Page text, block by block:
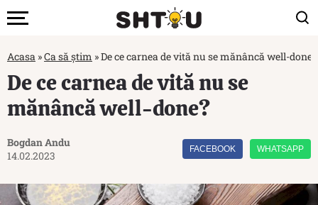
Acasa »Ca să știm »De ce carnea de vită nu se mănâncă well-done?
De ce carnea de vită nu se
mănâncă well-done?
Bogdan Andu
14.02.2023
FACEBOOK WHATSAPP